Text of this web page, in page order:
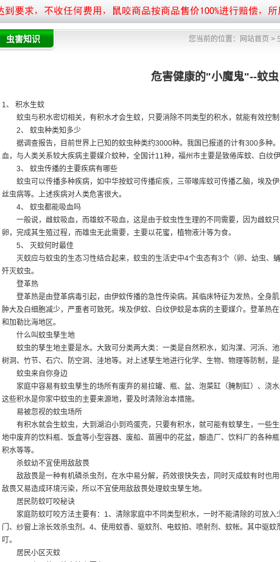
虫害知识 您当前的位置： 网站首页 >
危害健康的"小魔鬼"--蚊虫
1、 积水生蚊
蚊虫与积水密切相关，有积水才会生蚊，只要消除不同类型的积水，就能有效控制
2、 蚊虫种类知多少
据调查报告，目前世界上已知的蚊虫种类约3000种。我国已报道的计有300多种
血，与人类关系较大疾病主要媒介蚊种，全国计11种，福州市主要是致倦库蚊、白纹伊
3、 蚊虫传播的主要疾病有哪些
蚊虫可以传播多种疾病，如中华按蚊可传播疟疾，三带喙库蚊可传播乙脑，埃及
丝虫病等。上述疾病对人类危害很大。
4、 蚊虫都能吸血吗
一般说，雌蚊吸血，而雄蚊不吸血，这是由于蚊虫性生理的不同需要，因为雌蚊
卵，完成其生殖过程，而雄虫无此需要，主要以花蜜，植物液汁等为食。
5、 灭蚊何时最佳
灭蚊应与蚊虫的生态习性结合起来，蚊虫的生活史中4个虫态有3个（卵、幼虫、蛹
歼灭蚊虫。
登革热
登革热是由登革病毒引起，由伊蚊传播的急性传染病。其临床特征为发热，全身
肿大及白细胞减少，严重者可致死。埃及伊蚊、白纹伊蚊是本病的主要媒介。登革热
和加勒比海地区。
什么叫蚊虫孳生地
蚊虫的孳生地主要是水。大致可分类两大类：一类是自然积水，如沟渫、河浜、池
树洞、竹节、石穴、防空洞、洼地等。对上述孳生地进行化学、生物、物理等防制，是
蚊虫来自你身边
家庭中容易有蚊虫孳生的场所有废弃的易拉罐、瓶、盆、泡菜缸（腌制缸）、浇水
这些积水是你家中蚊虫的主要来源地，要及时清除治本措施。
易被忽视的蚊虫场所
有积水就会生蚊虫，大到湖泊小到鸡蛋壳，只要有积水，就可能有蚊孳生，一些
地中废弃的饮料瓶、饭盒等小型容器、废船、苗圃中的花盆，酿造厂、饮料厂的各种
积水等等。
杀蚊幼不宜使用敌敌畏
敌敌畏是一种有机磷杀虫剂，在水中易分解，药效很快失去，同时灭成蚊有时也
敌畏又易造成环境污染，所以不宜使用敌敌畏处理蚊虫孳生地。
居民防蚊叮咬秘诀
家庭防蚊叮咬方法主要有：1、清除家庭中不同类型积水，一时不能清除的可放入
门、纱窗上涂长效杀虫剂。4、使用蚊香、驱蚊剂、电蚊拍、喷射剂、蚊帐。其中驱
叮。
居民小区灭蚊